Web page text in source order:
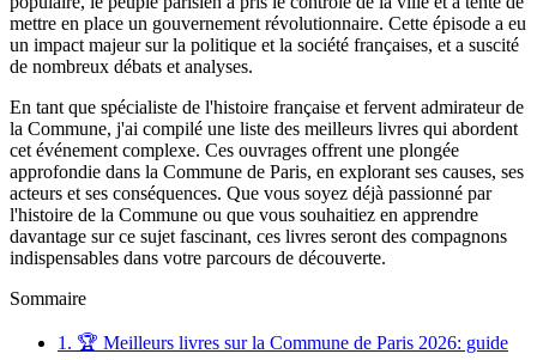
mettre en place un gouvernement révolutionnaire. Cette épisode a eu
un impact majeur sur la politique et la société françaises, et a suscité
de nombreux débats et analyses.
En tant que spécialiste de l'histoire française et fervent admirateur de
la Commune, j'ai compilé une liste des meilleurs livres qui abordent
cet événement complexe. Ces ouvrages offrent une plongée
approfondie dans la Commune de Paris, en explorant ses causes, ses
acteurs et ses conséquences. Que vous soyez déjà passionné par
l'histoire de la Commune ou que vous souhaitiez en apprendre
davantage sur ce sujet fascinant, ces livres seront des compagnons
indispensables dans votre parcours de découverte.
Sommaire
1. 🏆 Meilleurs livres sur la Commune de Paris 2026: guide